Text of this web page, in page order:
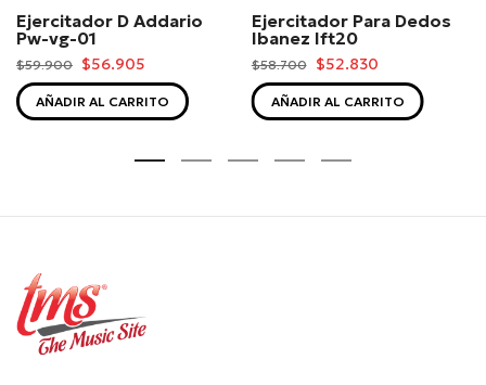
Ejercitador D Addario
Pw-vg-01
$59.900 $56.905
AÑADIR AL CARRITO
Ejercitador Para Dedos
Ibanez Ift20
$58.700 $52.830
AÑADIR AL CARRITO